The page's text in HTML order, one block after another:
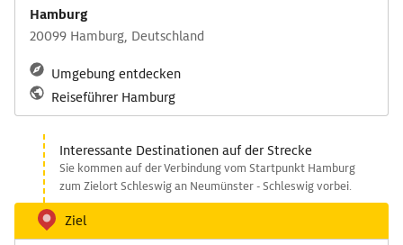
Hamburg
20099 Hamburg, Deutschland
Umgebung entdecken
Reiseführer Hamburg
Interessante Destinationen auf der Strecke
Sie kommen auf der Verbindung vom Startpunkt Hamburg
zum Zielort Schleswig an Neumünster - Schleswig vorbei.
Ziel